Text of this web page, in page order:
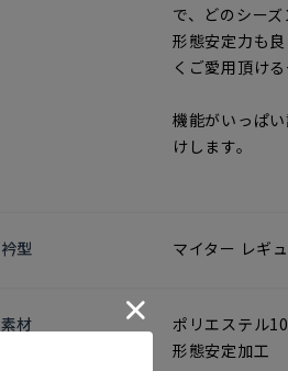
で、どのシー
形態安定力も
くご愛用頂ける
機能がいっぱ
けします。
衿型 マイター レギ
素材
ポリエステル
形態安定加工